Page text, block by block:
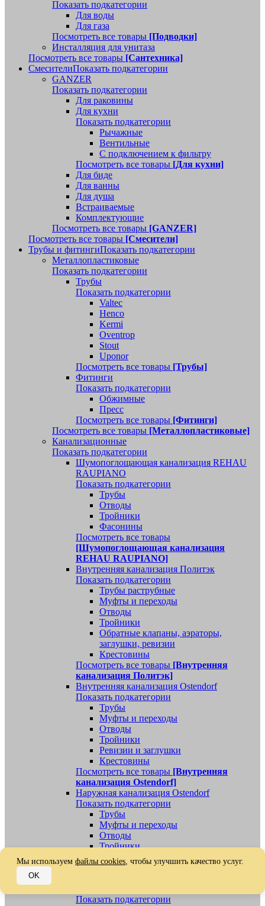
Показать подкатегории
Для воды
Для газа
Посмотреть все товары [Подводки]
Инсталляция для унитаза
Посмотреть все товары [Сантехника]
СмесителиПоказать подкатегории
GANZER
Показать подкатегории
Для раковины
Для кухни
Показать подкатегории
Рычажные
Вентильные
С подключением к фильтру
Посмотреть все товары [Для кухни]
Для биде
Для ванны
Для душа
Встраиваемые
Комплектующие
Посмотреть все товары [GANZER]
Посмотреть все товары [Смесители]
Трубы и фитингиПоказать подкатегории
Металлопластиковые
Показать подкатегории
Трубы
Показать подкатегории
Valtec
Henco
Kermi
Oventrop
Stout
Uponor
Посмотреть все товары [Трубы]
Фитинги
Показать подкатегории
Обжимные
Пресс
Посмотреть все товары [Фитинги]
Посмотреть все товары [Металлопластиковые]
Канализационные
Показать подкатегории
Шумопоглощающая канализация REHAU
RAUPIANO
Показать подкатегории
Трубы
Отводы
Тройники
Фасонины
Посмотреть все товары
[Шумопоглощающая канализация
REHAU RAUPIANO]
Внутренняя канализация Политэк
Показать подкатегории
Трубы раструбные
Муфты и переходы
Отводы
Тройники
Обратные клапаны, аэраторы,
заглушки, ревизии
Крестовины
Посмотреть все товары [Внутренняя
канализация Политэк]
Внутренняя канализация Ostendorf
Показать подкатегории
Трубы
Муфты и переходы
Отводы
Тройники
Ревизии и заглушки
Крестовины
Посмотреть все товары [Внутренняя
канализация Ostendorf]
Наружная канализация Ostendorf
Показать подкатегории
Трубы
Муфты и переходы
Отводы
Тройники
Ревизии, заглушки, обратные клапаны
Посмотреть все товары[Наружная
Показать подкатегории
Мы используем файлы cookies, чтобы улучшить качество услуг.
OK